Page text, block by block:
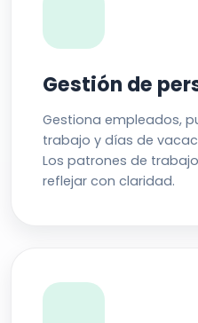
Gestión de
Gestiona empleados,
trabajo y días de
Los patrones de
reflejar con claridad.